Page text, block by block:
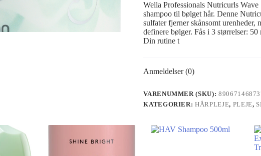
Wella Professionals Nutricurls Wave
shampoo til bølget hår. Denne
sulfater fjerner skånsomt
definere bølger. Fås i 3 størrelser:
Din rutine t
Anmeldelser (0)
VARENUMMER (SKU):
KATEGORIER:HÅRPLEJE, PLEJE,